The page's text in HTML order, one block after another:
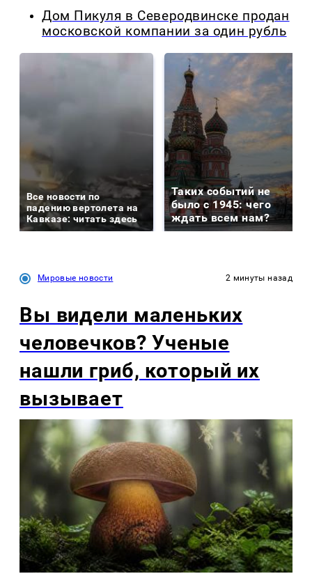
Дом Пикуля в Северодвинске продан
московской компании за один рубль
Все новости по
падению вертолета на
Кавказе: читать здесь
Таких событий не
было с 1945: чего
ждать всем нам?
Мировые новости 2 минуты назад
Вы видели маленьких
человечков? Ученые
нашли гриб, который их
вызывает